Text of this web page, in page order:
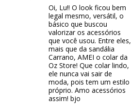
Oi, Lu!! O look ficou bem
legal mesmo, versátil, o
básico que buscou
valorizar os acessórios
que você usou. Entre eles,
mais que da sandália
Carrano, AMEI o colar da
Oz Store! Que colar lindo,
ele nunca vai sair de
moda, pois tem um estilo
próprio. Amo acessórios
assim! bjo